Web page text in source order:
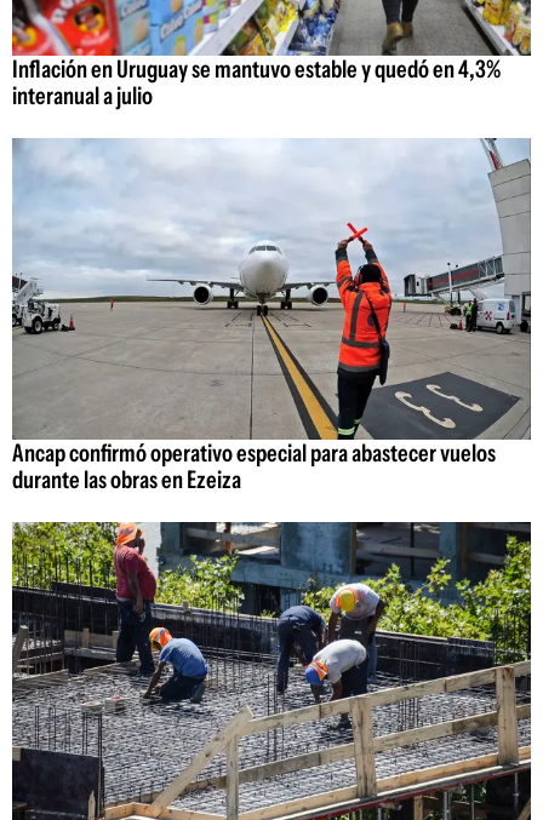
Inflación en Uruguay se mantuvo estable y quedó en 4,3%
interanual a julio
Ancap confirmó operativo especial para abastecer vuelos
durante las obras en Ezeiza